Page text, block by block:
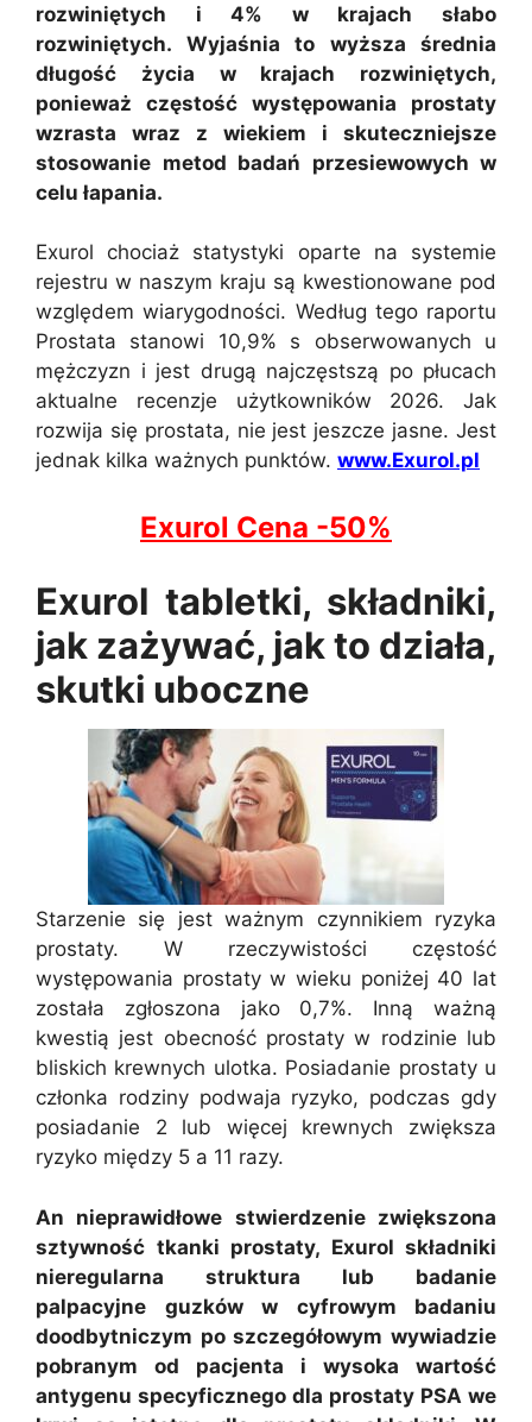
rozwiniętych i 4% w krajach słabo
rozwiniętych. Wyjaśnia to wyższa średnia
długość życia w krajach rozwiniętych,
ponieważ częstość występowania prostaty
wzrasta wraz z wiekiem i skuteczniejsze
stosowanie metod badań przesiewowych w
celu łapania.
Exurol chociaż statystyki oparte na systemie
rejestru w naszym kraju są kwestionowane pod
względem wiarygodności. Według tego raportu
Prostata stanowi 10,9% s obserwowanych u
mężczyzn i jest drugą najczęstszą po płucach
aktualne recenzje użytkowników 2026. Jak
rozwija się prostata, nie jest jeszcze jasne. Jest
jednak kilka ważnych punktów. www.Exurol.pl
Exurol Cena -50%
Exurol tabletki, składniki,
jak zażywać, jak to działa,
skutki uboczne
Starzenie się jest ważnym czynnikiem ryzyka
prostaty. W rzeczywistości częstość
występowania prostaty w wieku poniżej 40 lat
została zgłoszona jako 0,7%. Inną ważną
kwestią jest obecność prostaty w rodzinie lub
bliskich krewnych ulotka. Posiadanie prostaty u
członka rodziny podwaja ryzyko, podczas gdy
posiadanie 2 lub więcej krewnych zwiększa
ryzyko między 5 a 11 razy.
An nieprawidłowe stwierdzenie zwiększona
sztywność tkanki prostaty, Exurol składniki
nieregularna struktura lub badanie
palpacyjne guzków w cyfrowym badaniu
doodbytniczym po szczegółowym wywiadzie
pobranym od pacjenta i wysoka wartość
antygenu specyficznego dla prostaty PSA we